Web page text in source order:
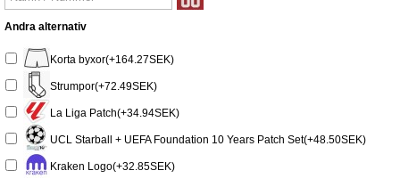
Andra alternativ
Korta byxor(+164.27SEK)
Strumpor(+72.49SEK)
La Liga Patch(+34.94SEK)
UCL Starball + UEFA Foundation 10 Years Patch Set(+48.50SEK)
Kraken Logo(+32.85SEK)